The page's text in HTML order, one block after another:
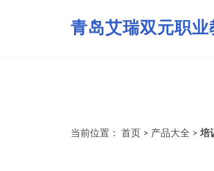
青岛艾瑞双元职业
当前位置： 首页 > 产品大全 > 培